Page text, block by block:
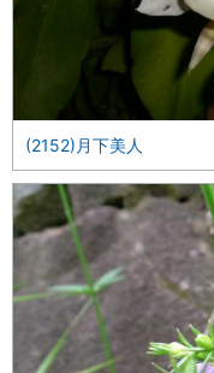
(2152)月下美人